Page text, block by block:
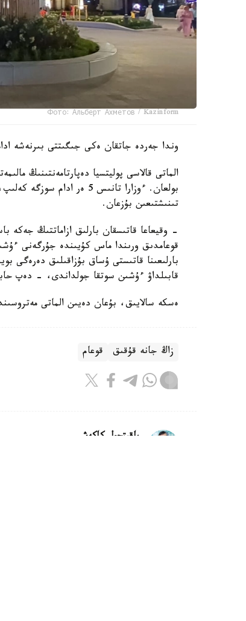
Фото: Альберт Ахметов / Kazinform
وندا جەردە جاتقان ەكى جىگىتتى بىرنەشە
بولعان. ءوزارا تانىس 5
تىنىشتىعىن بۇزعان.
- وقيعاعا قاتىسقان بارلىق ازاماتتىڭ جەكە
قوعامدىق ورىندا ماس كۇيىندە جۇرگەنى
بارلىعىنا قاتىستى ۇساق بۇزاقىلىق دەرەگى
قابىلداۋ ءۇشىن سوتقا جولداندى، - دەپ
ەسكە سالايىق، بۇعان دەيىن الماتى
زاڭ جانە قۇقىق قوعام
باقىتجول كاكەش